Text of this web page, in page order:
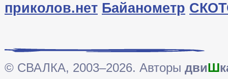
приколов.нет Байанометр
© СВАЛКА, 2003–2026. Авторы двиШ